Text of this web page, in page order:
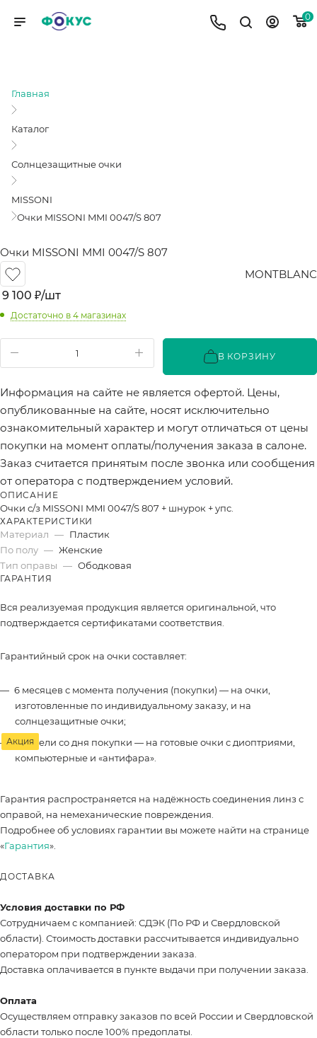
0
Главная
Каталог
Солнцезащитные очки
MISSONI
Очки MISSONI MMI 0047/S 807
Акция
Очки MISSONI MMI 0047/S 807
MONTBLANС
9 100 ₽/шт
Достаточно в 4 магазинах
В КОРЗИНУ
Информация на сайте не является офертой. Цены,
опубликованные на сайте, носят исключительно
ознакомительный характер и могут отличаться от цены
покупки на момент оплаты/получения заказа в салоне.
Заказ считается принятым после звонка или сообщения
от оператора с подтверждением условий.
ОПИСАНИЕ
Очки с/з MISSONI MMI 0047/S 807 + шнурок + упс.
ХАРАКТЕРИСТИКИ
Материал — Пластик
По полу — Женские
Тип оправы — Ободковая
ГАРАНТИЯ
Вся реализуемая продукция является оригинальной, что
подтверждается сертификатами соответствия.
Гарантийный срок на очки составляет:
6 месяцев с момента получения (покупки) — на очки,
изготовленные по индивидуальному заказу, и на
солнцезащитные очки;
2 недели со дня покупки — на готовые очки с диоптриями,
компьютерные и «антифара».
Гарантия распространяется на надёжность соединения линз с
оправой, на немеханические повреждения.
Подробнее об условиях гарантии вы можете найти на странице
«Гарантия».
ДОСТАВКА
Условия доставки по РФ
Сотрудничаем с компанией: СДЭК (По РФ и Свердловской
области). Стоимость доставки рассчитывается индивидуально
оператором при подтверждении заказа.
Доставка оплачивается в пункте выдачи при получении заказа.
Оплата
Осуществляем отправку заказов по всей России и Свердловской
области только после 100% предоплаты.